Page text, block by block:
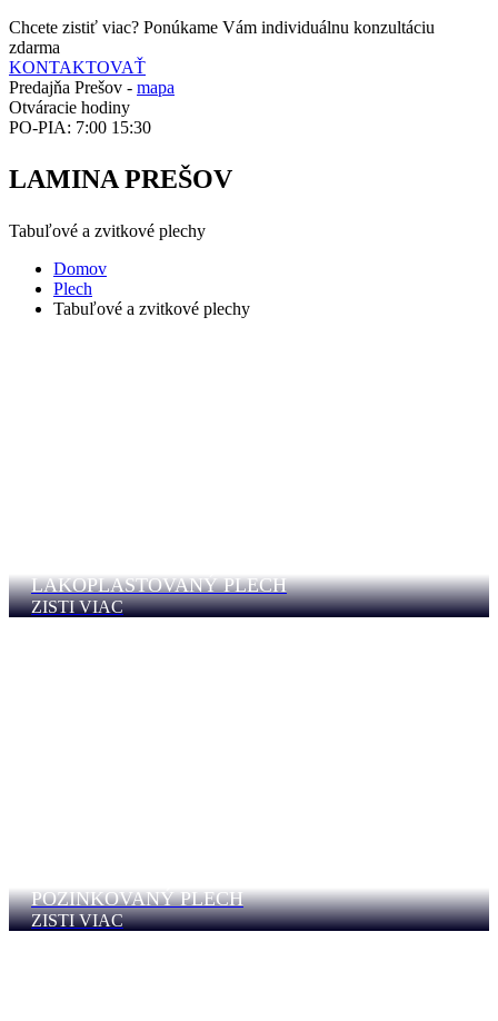
Chcete zistiť viac? Ponúkame Vám individuálnu konzultáciu
zdarma
KONTAKTOVAŤ
Predajňa Prešov - mapa
Otváracie hodiny
PO-PIA: 7:00 15:30
LAMINA PREŠOV
Tabuľové a zvitkové plechy
Domov
Plech
Tabuľové a zvitkové plechy
LAKOPLASTOVANÝ PLECH
ZISTI VIAC
POZINKOVANÝ PLECH
ZISTI VIAC